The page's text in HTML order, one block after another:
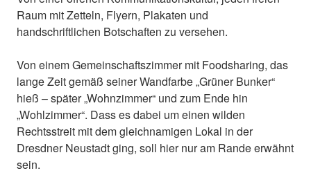
Raum mit Zetteln, Flyern, Plakaten und
handschriftlichen Botschaften zu versehen.
Von einem Gemeinschaftszimmer mit Foodsharing, das
lange Zeit gemäß seiner Wandfarbe „Grüner Bunker“
hieß – später „Wohnzimmer“ und zum Ende hin
„Wohlzimmer“. Dass es dabei um einen wilden
Rechtsstreit mit dem gleichnamigen Lokal in der
Dresdner Neustadt ging, soll hier nur am Rande erwähnt
sein.